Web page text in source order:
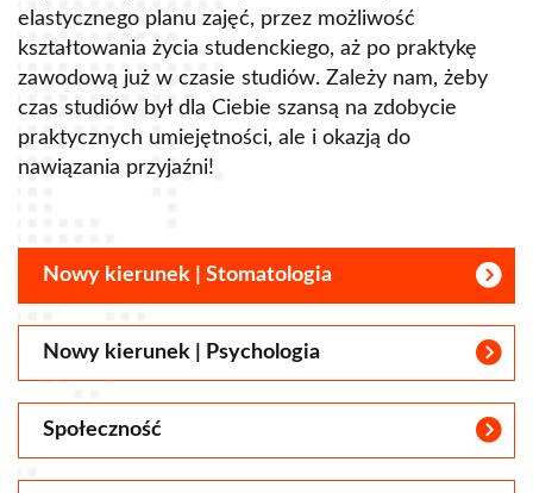
elastycznego planu zajęć, przez możliwość
kształtowania życia studenckiego, aż po praktykę
zawodową już w czasie studiów. Zależy nam, żeby
czas studiów był dla Ciebie szansą na zdobycie
praktycznych umiejętności, ale i okazją do
nawiązania przyjaźni!
Nowy kierunek | Stomatologia
Nowy kierunek | Psychologia
Społeczność